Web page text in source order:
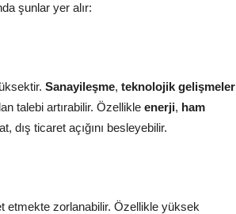
şunlar yer alır:
Sanayileşme, teknolojik gelişmeler
talebi artırabilir. Özellikle enerji, ham
dış ticaret açığını besleyebilir.
etmekte zorlanabilir. Özellikle yüksek